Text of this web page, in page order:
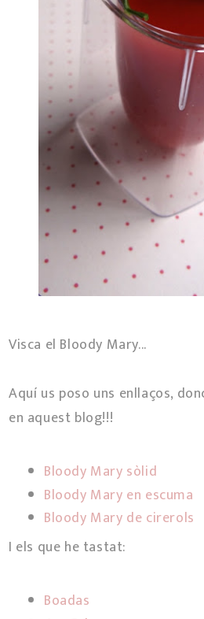
Visca el Bloody Mary...
Aquí us poso uns enllaços,
en aquest blog!!!
Bloody Mary sòlid
Bloody Mary en escuma
Bloody Mary de cirerols
I els que he tastat:
Boadas